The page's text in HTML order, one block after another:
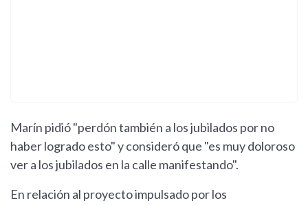
Marín pidió "perdón también a los jubilados por no
haber logrado esto" y consideró que "es muy doloroso
ver a los jubilados en la calle manifestando".
En relación al proyecto impulsado por los